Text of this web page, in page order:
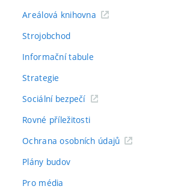
Areálová knihovna
Strojobchod
Informační tabule
Strategie
Sociální bezpečí
Rovné příležitosti
Ochrana osobních údajů
Plány budov
Pro média